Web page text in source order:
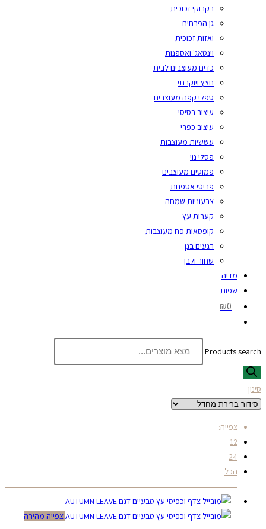
בקבוקי זכוכית
גן הפרחים
ואזות זכוכית
וינטאג' ואספנות
כדים מעוצבים לבית
נוצץ ויוקרתי
ספלי קפה מעוצבים
עיצוב בסיסי
עיצוב כפרי
עששיות מעוצבות
פסלי נוי
פמוטים מעוצבים
פריטי אספנות
צבעוניות שמחה
קערות עץ
קופסאות פח מעוצבות
רגעים בגן
שחור ולבן
מדיה
שפות
₪0
Products search
סינון
צפייה:
12
24
הכל
צפייה מהירה